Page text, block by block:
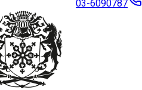
03-6090787